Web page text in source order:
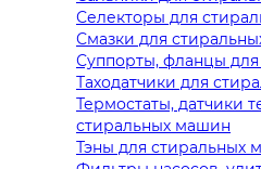
Селекторы для
Смазки для
Суппорты, фланцы
Таходатчики для
Термостаты, датчики
стиральных машин
Тэны для стиральных